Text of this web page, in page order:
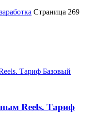
Страница 269
Reels. Тариф